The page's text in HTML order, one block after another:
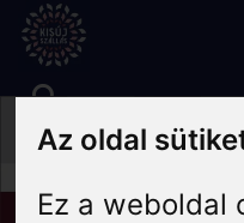
Az oldal
Ez a weboldal
Skip
content
Rólunk